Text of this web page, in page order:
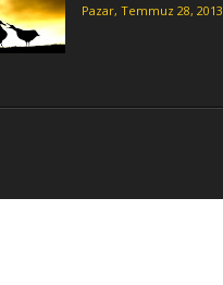
Pazar, Temmuz 28, 2013